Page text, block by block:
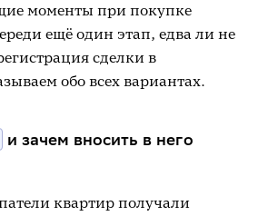
моменты при покупке
ещё один этап, едва ли не
сделки в
обо всех вариантах.
и зачем вносить в него
квартир получали